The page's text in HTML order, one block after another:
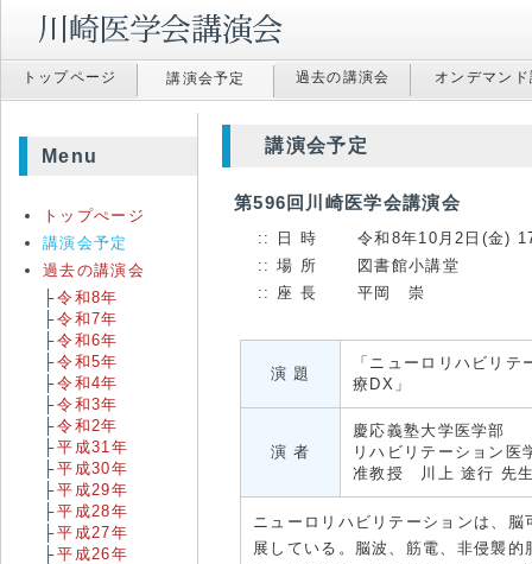
トップページ 講演会予定 過去の講演会 オンデマンド
Menu
トップぺージ
講演会予定
過去の講演会
令和8年
令和7年
令和6年
令和5年
令和4年
令和3年
令和2年
平成31年
平成30年
平成29年
平成28年
平成27年
平成26年
講演会予定
第596回川崎医学会講演会
日 時
令和8年10月2日(金)
場 所
図書館小講堂
座 長
平岡 崇
演 題
「ニューロリハビリ
療DX」
演 者
慶応義塾大学医学部
リハビリテーション医
准教授 川上 途行 先
ニューロリハビリテーションは、
展している。脳波、筋電、非侵襲